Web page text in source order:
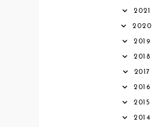
2021
2020
2019
2018
2017
2016
2015
2014